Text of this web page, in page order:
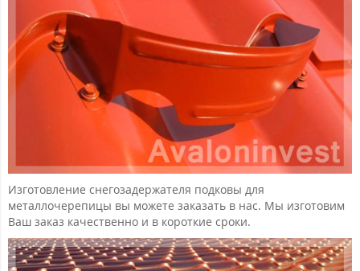
Изготовление снегозадержателя подковы для
металлочерепицы вы можете заказать в нас. Мы изготовим
Ваш заказ качественно и в короткие сроки.